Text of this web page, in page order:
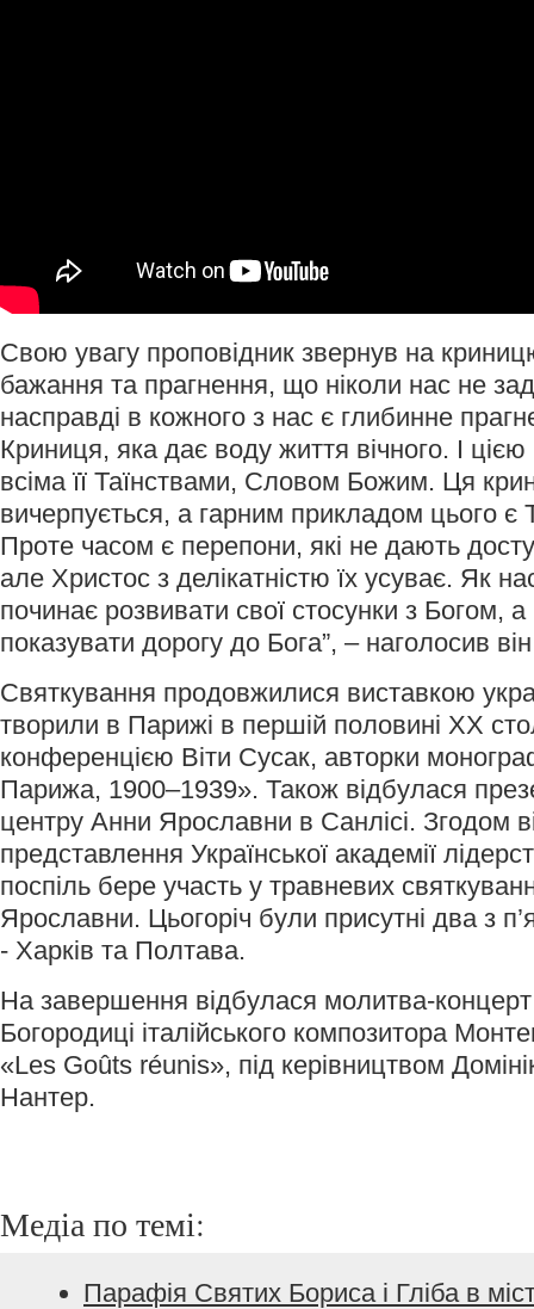
Свою увагу проповідник звернув на
бажання та прагнення, що ніколи нас не
насправді в кожного з нас є глибинне
Криниця, яка дає воду життя вічного. І
всіма її Таїнствами, Словом Божим. Ця
вичерпується, а гарним прикладом цього є
Проте часом є перепони, які не дають
але Христос з делікатністю їх усуває. Як
починає розвивати свої стосунки з Богом,
показувати дорогу до Бога”, – наголосив
Святкування продовжилися виставкою
творили в Парижі в першій половині ХХ
конференцією Віти Сусак, авторки
Парижа, 1900–1939». Також відбулася
центру Анни Ярославни в Санлісі. Згодом
представлення Української академії
поспіль бере участь у травневих
Ярославни. Цьогоріч були присутні два з
- Харків та Полтава.
На завершення відбулася молитва-концерт
Богородиці італійського композитора
«Les Goûts réunis», під керівництвом
Нантер.
Медіа по темі:
Парафія Святих Бориса і Гліба в